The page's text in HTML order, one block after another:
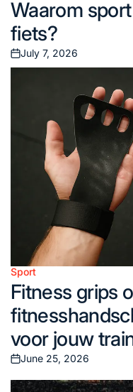
in
Waarom
fiets?
Posted
July 7, 2026
Posted
in
Sport
Fitness grips
voor jouw
Posted
on
June 25, 2026